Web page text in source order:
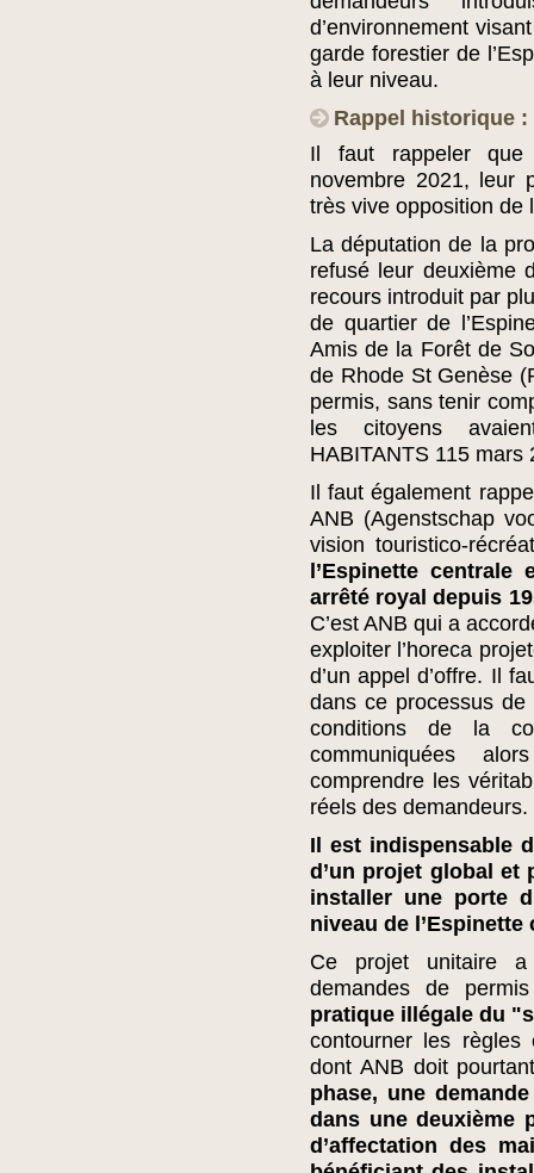
d’environnement
garde forestier de
à leur niveau.
Rappel historique :
Il faut rappeler que
novembre 2021, leur
très vive opposition de
La députation de la
refusé leur deuxième
recours introduit par
de quartier de
Amis de la Forêt de
de Rhode St Genèse
permis, sans tenir
les citoyens
HABITANTS 115 mars
Il faut également
ANB (Agenstschap
vision touristico-
l’Espinette
arrêté royal depuis
C’est ANB qui a
exploiter l’horeca
d’un appel d’offre. Il
dans ce processus
conditions de la
communiquées
comprendre les
réels des demandeurs.
Il est indispensable
d’un projet global et
installer une porte
niveau de l’Espinette
Ce projet unitaire
demandes de
pratique illégale du
contourner les règles
dont ANB doit
phase, une
dans une deuxième
d’affectation des